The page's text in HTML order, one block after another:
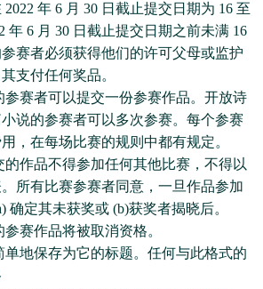
年 6 月 30 日截止提交日期为 16 至
年 6 月 30 日截止提交日期之前未满 16
赛者必须获得他们的许可父母或监护
支付任何奖品。
参赛者可以提交一份参赛作品。开放诗
说的参赛者可以多次参赛。每个参赛
，在每场比赛的规则中都有规定。
作品不得参加任何其他比赛，不得以
所有比赛参赛者同意，一旦作品参加
确定其未获奖或 (b)获奖者揭晓后。
赛作品将被取消资格。
单地保存为它的标题。任何与此格式的